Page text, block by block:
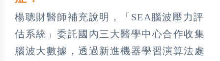
楊聰財醫師補充說明，「SEA腦波壓力評
估系統」委託國內三大醫學中心合作收集
腦波大數據，透過新進機器學習演算法處